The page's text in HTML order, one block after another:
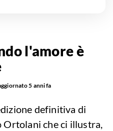
l'amore è
5 anni fa
definitiva di
Ortolani che ci illustra,